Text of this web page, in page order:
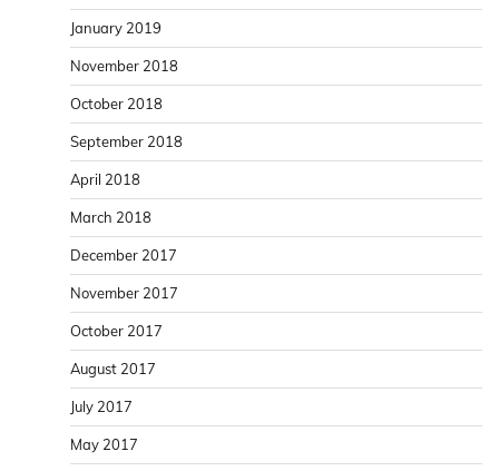
January 2019
November 2018
October 2018
September 2018
April 2018
March 2018
December 2017
November 2017
October 2017
August 2017
July 2017
May 2017